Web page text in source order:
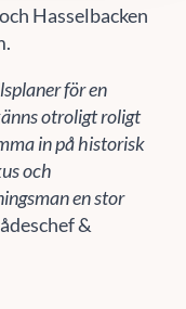
Hasselbacken
för en
otroligt roligt
in på historisk
och
en stor
&